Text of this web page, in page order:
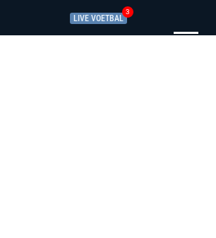
LIVE VOETBAL
3